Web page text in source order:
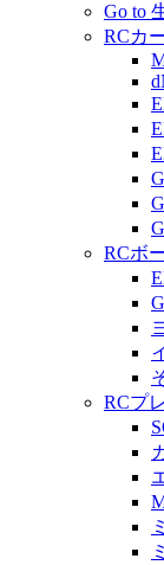
Go to
RCカ
RCボ
RCプ